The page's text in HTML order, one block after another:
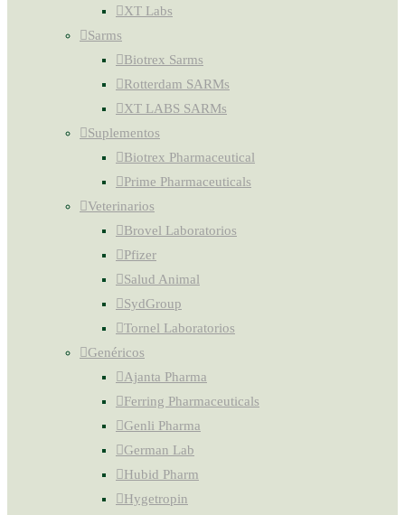
XT Labs
Sarms
Biotrex Sarms
Rotterdam SARMs
XT LABS SARMs
Suplementos
Biotrex Pharmaceutical
Prime Pharmaceuticals
Veterinarios
Brovel Laboratorios
Pfizer
Salud Animal
SydGroup
Tornel Laboratorios
Genéricos
Ajanta Pharma
Ferring Pharmaceuticals
Genli Pharma
German Lab
Hubid Pharm
Hygetropin